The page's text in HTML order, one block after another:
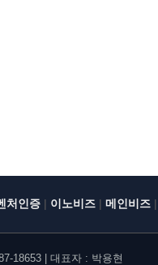
처인증 | 이노비즈 | 메인비즈 |
18653 | 대표자 : 박용현